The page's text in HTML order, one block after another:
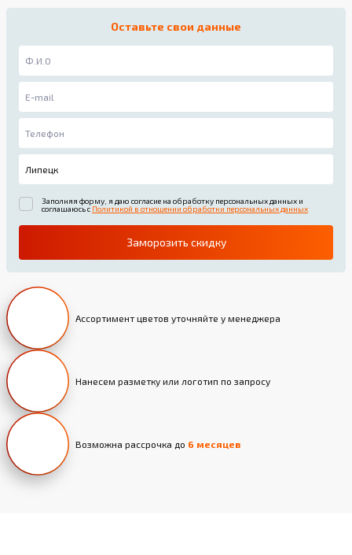
Оставьте свои данные
Заполняя форму, я даю согласие на обработку персональных данных и
соглашаюсь с Политикой в отношении обработки персональных данных
Заморозить скидку
Ассортимент цветов уточняйте у менеджера
Нанесем разметку или логотип по запросу
Возможна рассрочка до 6 месяцев